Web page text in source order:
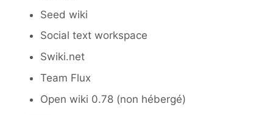
Seed wiki
Social text workspace
Swiki.net
Team Flux
Open wiki 0.78 (non hébergé)